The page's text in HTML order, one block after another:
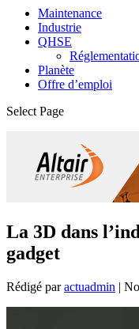
Maintenance
Industrie
QHSE
Planète
Offre d’emploi
Select Page
La 3D dans
gadget
Rédigé paractuadmin |